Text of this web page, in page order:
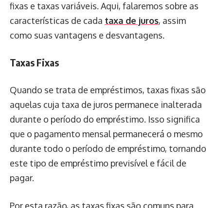
fixas e taxas variáveis. Aqui, falaremos sobre as
características de cada taxa de juros, assim
como suas vantagens e desvantagens.
Taxas Fixas
Quando se trata de empréstimos, taxas fixas são
aquelas cuja taxa de juros permanece inalterada
durante o período do empréstimo. Isso significa
que o pagamento mensal permanecerá o mesmo
durante todo o período de empréstimo, tornando
este tipo de empréstimo previsível e fácil de
pagar.
Por esta razão, as taxas fixas são comuns para